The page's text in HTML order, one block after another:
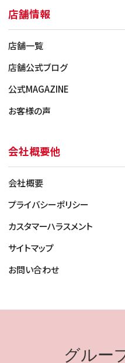
店舗情報
店舗一覧
店舗公式ブログ
公式MAGAZINE
お客様の声
会社概要他
会社概要
プライバシーポリシー
カスタマーハラスメント
サイトマップ
お問い合わせ
グルー